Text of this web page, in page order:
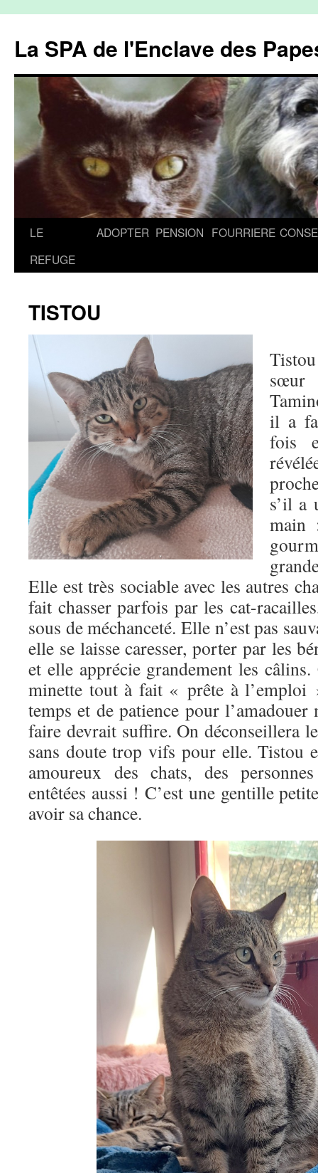
La SPA de l'Enclave des
Aller
LE
REFUGE
ADOPTER PENSION FOURRIERE
TISTOU
sœur
il a
fois
s’il a
main
Elle est très sociable avec les autres
fait chasser parfois par les cat-
sous de méchanceté. Elle n’est pas
elle se laisse caresser, porter par les
et elle apprécie grandement les câlins.
minette tout à fait « prête à
temps et de patience pour
faire devrait suffire. On déconseillera
sans doute trop vifs pour elle. Tistou
amoureux des chats, des
entêtées aussi ! C’est une gentille
avoir sa chance.